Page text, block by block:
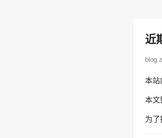
近
本站
本文
为了